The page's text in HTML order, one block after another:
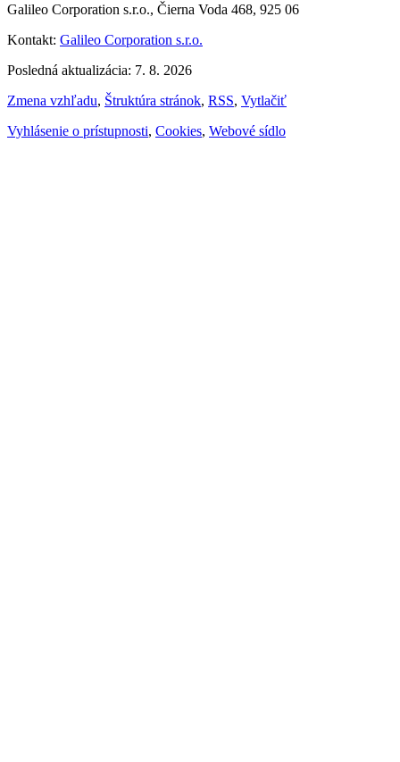
Galileo Corporation s.r.o., Čierna Voda 468, 925 06
Kontakt: Galileo Corporation s.r.o.
Posledná aktualizácia: 7. 8. 2026
Zmena vzhľadu, Štruktúra stránok, RSS, Vytlačiť
Vyhlásenie o prístupnosti, Cookies, Webové sídlo